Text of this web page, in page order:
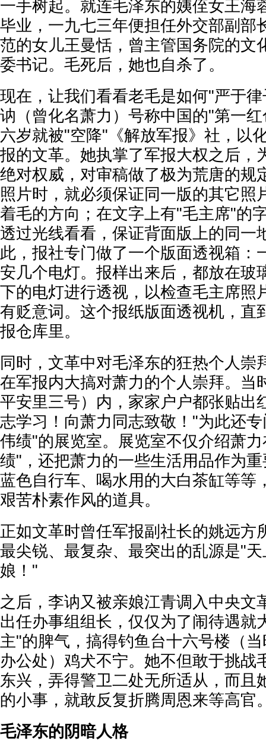
一手树起。就连毛泽东的姨侄女王海
毕业，一九七三年便担任外交部副部
范的女儿王曼恬，曾主管国务院的文
委书记。毛死后，她也自杀了。
现在，让我们看看老毛是如何"严于
讷（曾化名萧力）号称中国的"第一
六岁就被"空降"《解放军报》社，以
报的文革。她执掌了军报大权之后，
绝对权威，对审稿做了极为荒唐的规
照片时，就必须保证同一版的其它照
着毛的方向；在文字上有"毛主席"的
透过光线看看，保证背面版上的同一
此，报社专门做了一个版面透视箱：
安几个电灯。报样出来后，都放在玻
下的电灯进行透视，以检查毛主席照
有贬意词。这个报纸版面透视机，直
报仓库里。
同时，文革中对毛泽东的狂热个人崇
在军报内大搞对萧力的个人崇拜。当
平安里三号）内，家家户户都张贴出
志学习！向萧力同志致敬！"为此还
伟绩"的展览室。展览室不仅介绍萧
绩"，还把萧力的一些生活用品作为
蓝色自行车、喝水用的大白茶缸等等
艰苦朴素作风的道具。
正如文革时曾任军报副社长的姚远方
最尖锐、最复杂、最突出的乱源是"
娘！"
之后，李讷又被亲娘江青调入中央文
出任办事组组长，仅仅为了闹待遇就
主"的脾气，搞得钓鱼台十六号楼（
办公处）鸡犬不宁。她不但敢于挑战
东兴，弄得警卫二处无所适从，而且
的小事，就敢反复折腾周恩来等高官
毛泽东的阴暗人格